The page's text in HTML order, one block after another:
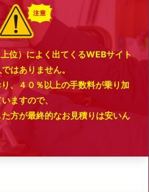
位）によく出てくるWEBサイト
はありません。
、４０％以上の手数料が乗り加
ますので、
方が最終的なお見積りは安いん